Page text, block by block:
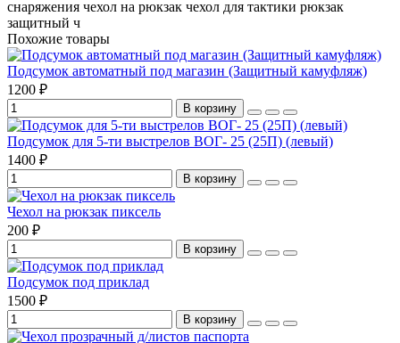
снаряжения чехол на рюкзак чехол для тактики рюкзак
защитный ч
Похожие товары
Подсумок автоматный под магазин (Защитный камуфляж)
1200 ₽
В корзину
Подсумок для 5-ти выстрелов ВОГ- 25 (25П) (левый)
1400 ₽
В корзину
Чехол на рюкзак пиксель
200 ₽
В корзину
Подсумок под приклад
1500 ₽
В корзину